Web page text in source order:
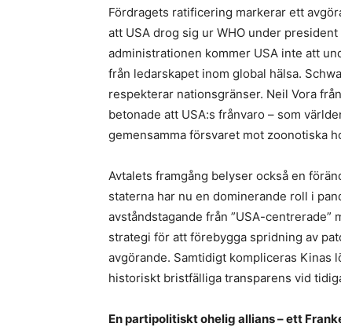
Fördragets ratificering markerar ett
att USA drog sig ur WHO under
administrationen kommer USA inte att
från ledarskapet inom global hälsa.
respekterar nationsgränser. Neil Vora
betonade att USA:s frånvaro – som
gemensamma försvaret mot zoonotiska
Avtalets framgång belyser också en
staterna har nu en dominerande roll i
avståndstagande från ”USA-
strategi för att förebygga spridning av
avgörande. Samtidigt kompliceras Kinas
historiskt bristfälliga transparens vid
En partipolitiskt ohelig allians – ett